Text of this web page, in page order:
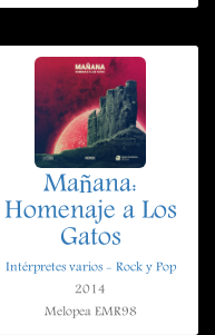
Mañana:
Homenaje a Los
Gatos
Intérpretes varios - Rock y Pop
2014
Melopea EMR98